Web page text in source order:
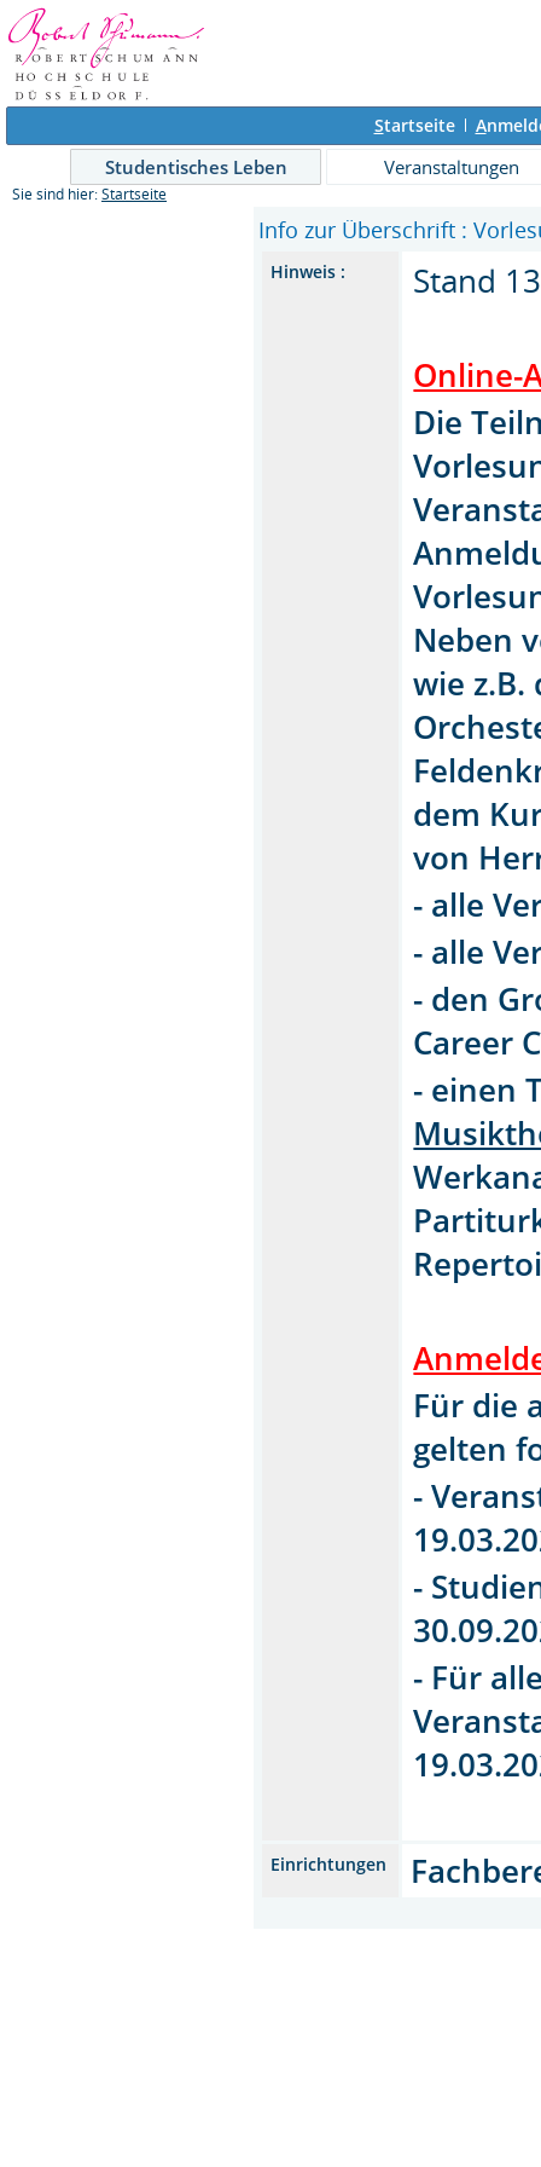
Startseite A
Studentisches Leben Veranstaltungen
Sie sind hier: Startseite
Info zur Überschrift :
Hinweis : Stand
Online-
Die
Neben
wie
dem
von
- alle
- alle
- den
Career
- einen
Für die
gelten
-
-
- Für
Einrichtungen